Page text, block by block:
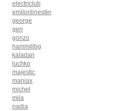
electriclub
emilonlinester
george
geri
gonzo
hammillbg
kaladan
luchko
majestic
maniax
michel
mila
nadia